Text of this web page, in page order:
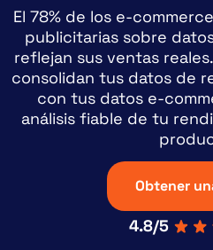
El 78% de los e-
publicitarias sobre
reflejan sus ventas
consolidan tus datos de
con tus datos e-
análisis fiable de tu
Obtener
4.8/5